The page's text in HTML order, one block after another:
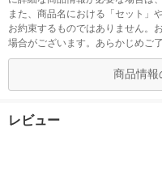
また、商品名における「セット」
お約束するものではありません。
場合がございます。あらかじめご
商品情報
レビュー